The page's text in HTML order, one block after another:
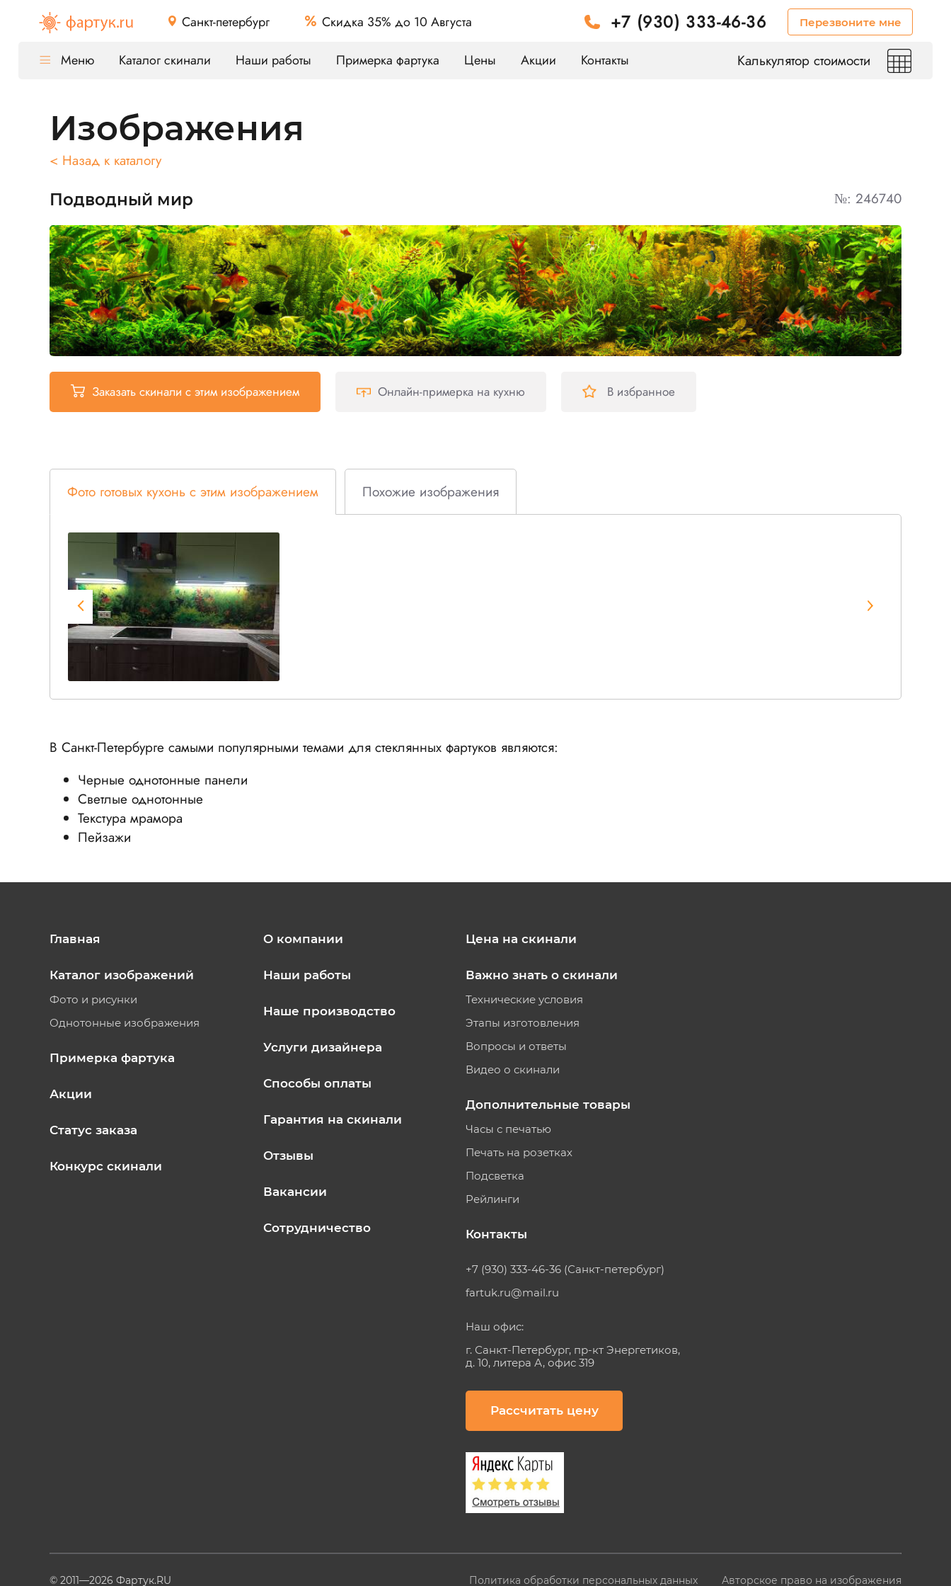
Санкт-петербург Скидка 35% до 10 Августа +7 (930) 333-46-36 Перезвоните мне
Меню Каталог скинали Наши работы Примерка фартука Цены Акции Контакты Калькулятор стоимости
Изображения
< Назад к каталогу
Подводный мир №: 246740
Заказать скинали с этим изображением Онлайн-примерка на кухню В избранное
Фото готовых кухонь с этим изображением Похожие изображения
В Санкт-Петербурге самыми популярными темами для стеклянных фартуков являются:
Черные однотонные панели
Светлые однотонные
Текстура мрамора
Пейзажи
Главная
Каталог изображений
Фото и рисунки
Однотонные изображения
Примерка фартука
Акции
Статус заказа
Конкурс скинали
О компании
Наши работы
Наше производство
Услуги дизайнера
Способы оплаты
Гарантия на скинали
Отзывы
Вакансии
Сотрудничество
Цена на скинали
Важно знать о скинали
Технические условия
Этапы изготовления
Вопросы и ответы
Видео о скинали
Дополнительные товары
Часы с печатью
Печать на розетках
Подсветка
Рейлинги
Контакты
+7 (930) 333-46-36 (Санкт-петербург)
fartuk.ru@mail.ru
Наш офис:
г. Санкт-Петербург, пр-кт Энергетиков,
д. 10, литера А, офис 319
Рассчитать цену
© 2011—2026 Фартук.RU Политика обработки персональных данных Авторское право на изображения